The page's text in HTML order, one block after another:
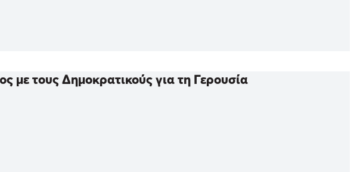
με τους Δημοκρατικούς για τη Γερουσία